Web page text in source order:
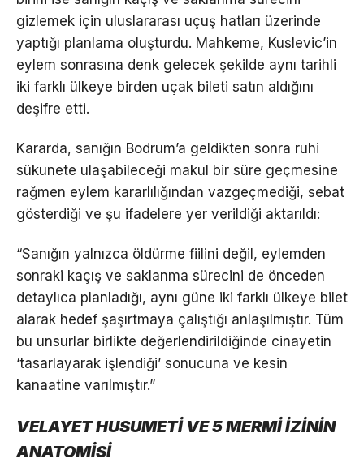
gizlemek için uluslararası uçuş hatları üzerinde
yaptığı planlama oluşturdu. Mahkeme, Kuslevic’in
eylem sonrasına denk gelecek şekilde aynı tarihli
iki farklı ülkeye birden uçak bileti satın aldığını
deşifre etti.
Kararda, sanığın Bodrum’a geldikten sonra ruhi
sükunete ulaşabileceği makul bir süre geçmesine
rağmen eylem kararlılığından vazgeçmediği, sebat
gösterdiği ve şu ifadelere yer verildiği aktarıldı:
“Sanığın yalnızca öldürme fiilini değil, eylemden
sonraki kaçış ve saklanma sürecini de önceden
detaylıca planladığı, aynı güne iki farklı ülkeye bilet
alarak hedef şaşırtmaya çalıştığı anlaşılmıştır. Tüm
bu unsurlar birlikte değerlendirildiğinde cinayetin
‘tasarlayarak işlendiği’ sonucuna ve kesin
kanaatine varılmıştır.”
VELAYET HUSUMETİ VE 5 MERMİ İZİNİN
ANATOMİSİ